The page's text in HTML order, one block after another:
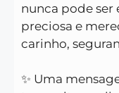
nunca pode ser
preciosa e
carinho,
✨ Uma